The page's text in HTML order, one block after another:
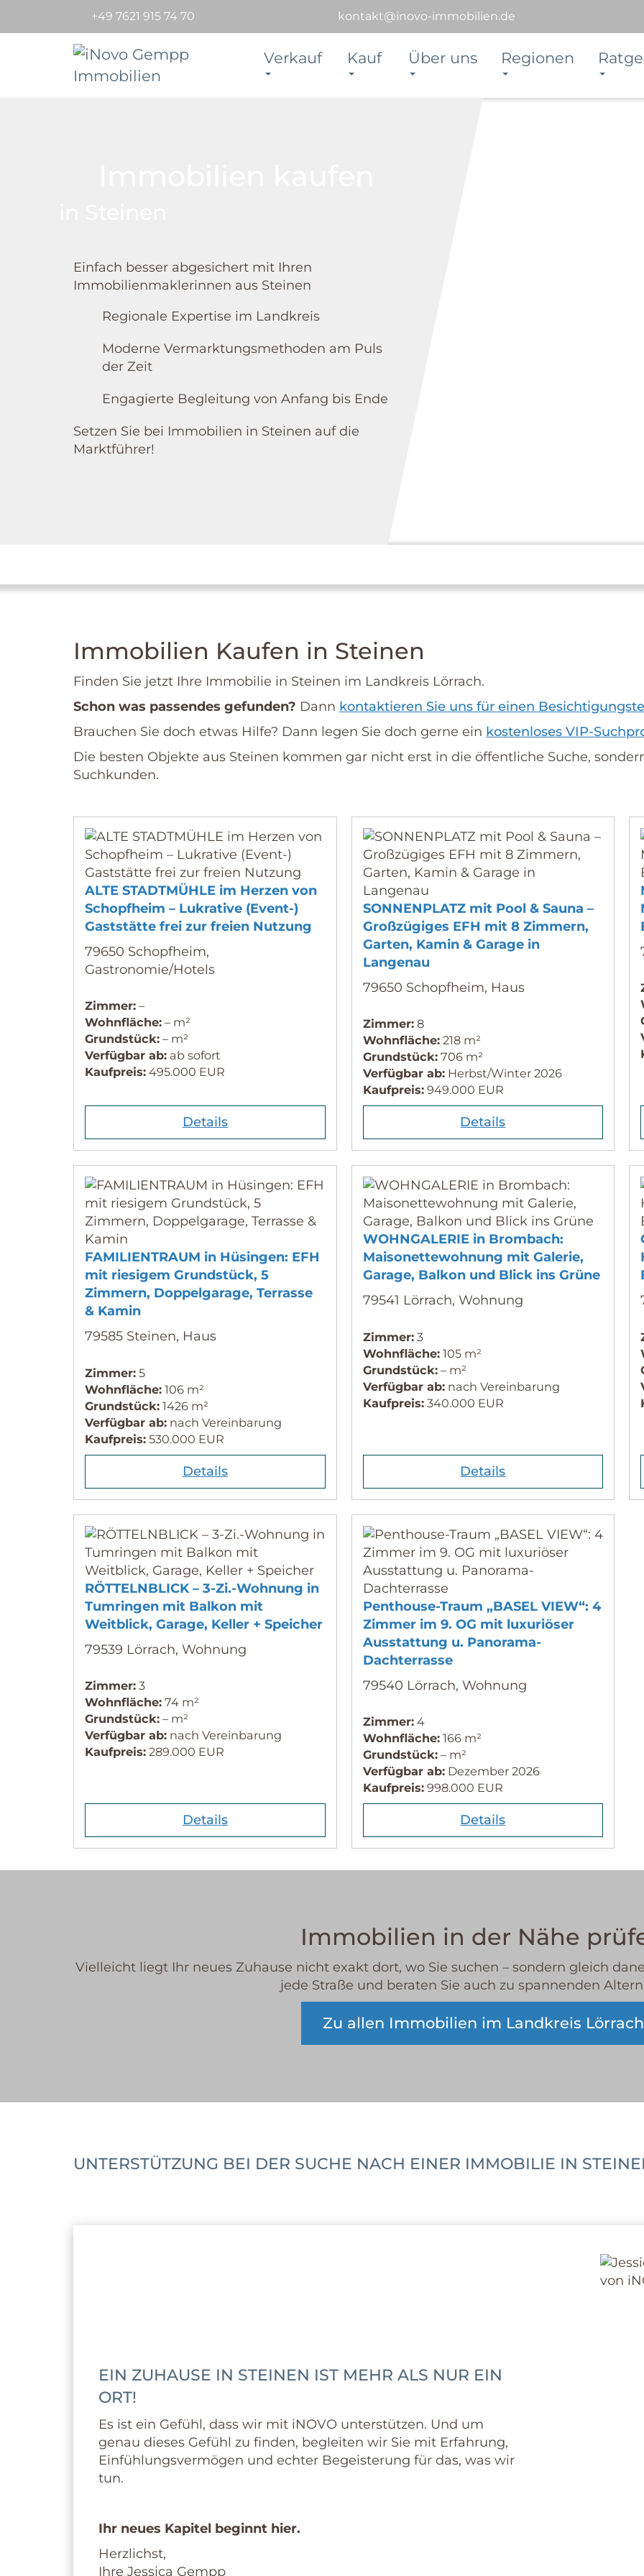
+49 7621 915 74 70 kontakt@inovo-immobilien.de
Verkauf Kauf Über uns Regionen
Einfach besser abgesichert mit Ihren
Immobilienmaklerinnen aus Steinen
Regionale Expertise im Landkreis
Moderne Vermarktungsmethoden am Puls
der Zeit
Engagierte Begleitung von Anfang bis Ende
Setzen Sie bei Immobilien in Steinen auf die
Marktführer!
Immobilien Kaufen in Steinen
Finden Sie jetzt Ihre Immobilie in Steinen im Landkreis Lörrach.
Schon was passendes gefunden? Dann kontaktieren Sie uns für einen
Brauchen Sie doch etwas Hilfe? Dann legen Sie doch gerne ein kostenloses VIP-
Die besten Objekte aus Steinen kommen gar nicht erst in die öffentliche Suche,
Suchkunden.
ALTE STADTMÜHLE im Herzen von
Schopfheim – Lukrative (Event-)
Gaststätte frei zur freien Nutzung
79650 Schopfheim,
Gastronomie/Hotels
Zimmer: –
Wohnfläche: – m²
Grundstück: – m²
Verfügbar ab: ab sofort
Kaufpreis: 495.000 EUR
Details
SONNENPLATZ mit Pool & Sauna –
Großzügiges EFH mit 8 Zimmern,
Garten, Kamin & Garage in
Langenau
79650 Schopfheim, Haus
Zimmer:8
Wohnfläche:218 m²
Grundstück:706 m²
Verfügbar ab:Herbst/Winter 2026
Kaufpreis:949.000 EUR
Details
FAMILIENTRAUM in Hüsingen: EFH
mit riesigem Grundstück, 5
Zimmern, Doppelgarage, Terrasse
& Kamin
79585 Steinen, Haus
Zimmer: 5
Wohnfläche: 106 m²
Grundstück: 1426 m²
Verfügbar ab: nach Vereinbarung
Kaufpreis: 530.000 EUR
Details
WOHNGALERIE in Brombach:
Maisonettewohnung mit Galerie,
Garage, Balkon und Blick ins Grüne
79541 Lörrach, Wohnung
Zimmer:3
Wohnfläche:105 m²
Grundstück:– m²
Verfügbar ab:nach Vereinbarung
Kaufpreis:340.000 EUR
Details
RÖTTELNBLICK – 3-Zi.-Wohnung in
Tumringen mit Balkon mit
Weitblick, Garage, Keller + Speicher
79539 Lörrach, Wohnung
Zimmer: 3
Wohnfläche: 74 m²
Grundstück: – m²
Verfügbar ab: nach Vereinbarung
Kaufpreis: 289.000 EUR
Details
Penthouse-Traum „BASEL VIEW“: 4
Zimmer im 9. OG mit luxuriöser
Ausstattung u. Panorama-
Dachterrasse
79540 Lörrach, Wohnung
Zimmer:4
Wohnfläche:166 m²
Grundstück:– m²
Verfügbar ab:Dezember 2026
Kaufpreis:998.000 EUR
Details
Immobilien in der Nähe
Vielleicht liegt Ihr neues Zuhause nicht exakt dort, wo Sie suchen – sondern gleich
jede Straße und beraten Sie auch zu spannenden
Zu allen Immobilien im Landkreis Lörrach
UNTERSTÜTZUNG BEI DER SUCHE NACH EINER IMMOBILIE IN
EIN ZUHAUSE IN STEINEN IST MEHR ALS NUR EIN
ORT!
Es ist ein Gefühl, dass wir mit iNOVO unterstützen. Und um
genau dieses Gefühl zu finden, begleiten wir Sie mit Erfahrung,
Einfühlungsvermögen und echter Begeisterung für das, was wir
tun.
Ihr neues Kapitel beginnt hier.
Herzlichst,
Ihre Jessica Gempp